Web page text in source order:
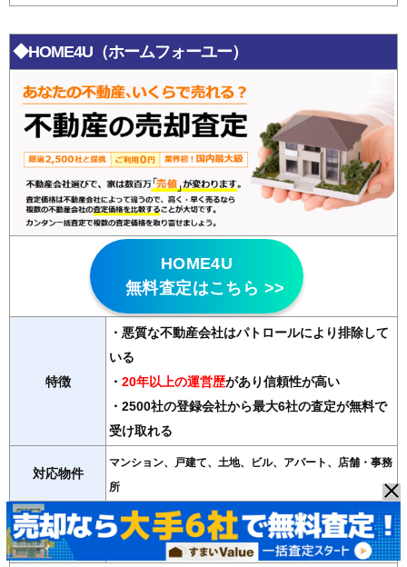
◆HOME4U（ホームフォーユー）
HOME4U
無料査定はこちら >>
特徴
・悪質な不動産会社はパトロールにより排除して
いる
・ 20年以上の運営歴があり信頼性が高い
・2500社の登録会社から最大6社の査定が無料で
受け取れる
対応物件
マンション、戸建て、土地、ビル、アパート、店舗・事務
所
紹介会社数 最大6社
運営会社 NTTデータ・ウィズ（東証プライム子会社）